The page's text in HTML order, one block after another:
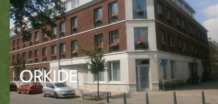
ORKIDE